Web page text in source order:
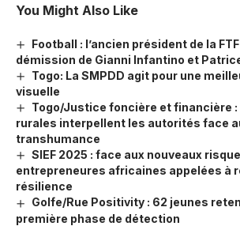
You Might Also Like
Football : l’ancien président de la
démission de Gianni Infantino et
Togo: La SMPDD agit pour une
visuelle
Togo/Justice foncière et financière
rurales interpellent les autorités face
transhumance
SIEF 2025 : face aux nouveaux
entrepreneures africaines appelées à
résilience
Golfe/Rue Positivity : 62 jeunes
première phase de détection